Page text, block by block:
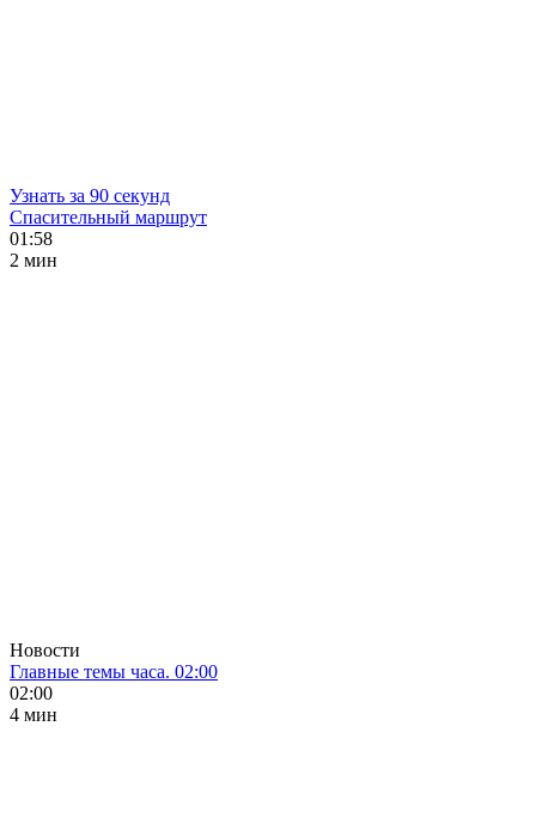
Узнать за 90 секунд
Спасительный маршрут
01:58
2 мин
Новости
Главные темы часа. 02:00
02:00
4 мин